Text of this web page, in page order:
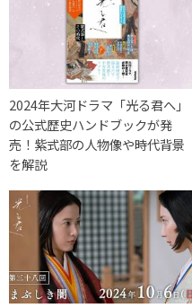
2024年大河ドラマ「光る君へ」
の公式歴史ハンドブックが発
売！紫式部の人物像や時代背景
を解説